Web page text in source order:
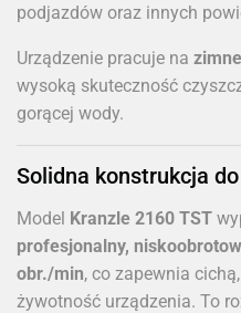
podjazdów oraz innych
Urządzenie pracuje na
wysoką skuteczność
gorącej wody.
Solidna konstrukcja
Model Kranzle 2160 TST
profesjonalny,
obr./min, co zapewnia
żywotność urządzenia. To